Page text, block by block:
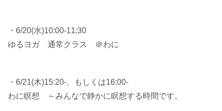
・6/20(水)10:00-11:30
ゆるヨガ 通常クラス ＠わに
・6/21(木)15:20-、もしくは16:00-
わに瞑想 ～みんなで静かに瞑想する時間です。